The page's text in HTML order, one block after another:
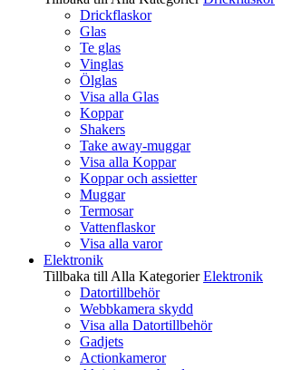
Drickflaskor
Glas
Te glas
Vinglas
Ölglas
Visa alla Glas
Koppar
Shakers
Take away-muggar
Visa alla Koppar
Koppar och assietter
Muggar
Termosar
Vattenflaskor
Visa alla varor
Elektronik
Tillbaka till Alla Kategorier Elektronik
Datortillbehör
Webbkamera skydd
Visa alla Datortillbehör
Gadjets
Actionkameror